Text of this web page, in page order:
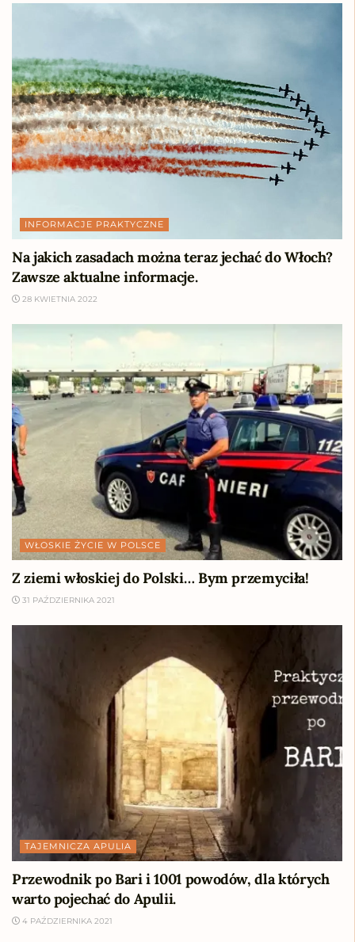
INFORMACJE PRAKTYCZNE
Na jakich zasadach można teraz jechać do Włoch?
Zawsze aktualne informacje.
28 KWIETNIA 2022
WŁOSKIE ŻYCIE W POLSCE
Z ziemi włoskiej do Polski… Bym przemyciła!
31 PAŹDZIERNIKA 2021
TAJEMNICZA APULIA
Przewodnik po Bari i 1001 powodów, dla których
warto pojechać do Apulii.
4 PAŹDZIERNIKA 2021